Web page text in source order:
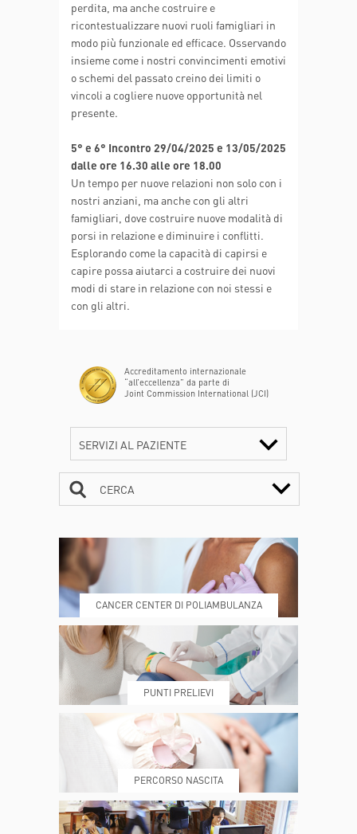
perdita, ma anche costruire e
ricontestualizzare nuovi ruoli famigliari in
modo più funzionale ed efficace. Osservando
insieme come i nostri convincimenti emotivi
o schemi del passato creino dei limiti o
vincoli a cogliere nuove opportunità nel
presente.
5° e 6° Incontro 29/04/2025 e 13/05/2025
dalle ore 16.30 alle ore 18.00
Un tempo per nuove relazioni non solo con i
nostri anziani, ma anche con gli altri
famigliari, dove costruire nuove modalità di
porsi in relazione e diminuire i conflitti.
Esplorando come la capacità di capirsi e
capire possa aiutarci a costruire dei nuovi
modi di stare in relazione con noi stessi e
con gli altri.
Accreditamento internazionale
“all’eccellenza” da parte di
Joint Commission International (JCI)
SERVIZI AL PAZIENTE
DOVE SIAMO ESAMI E VISITE
PRENOTA MY POLI
CERCA
CANCER CENTER DI POLIAMBULANZA
PUNTI PRELIEVI
PERCORSO NASCITA